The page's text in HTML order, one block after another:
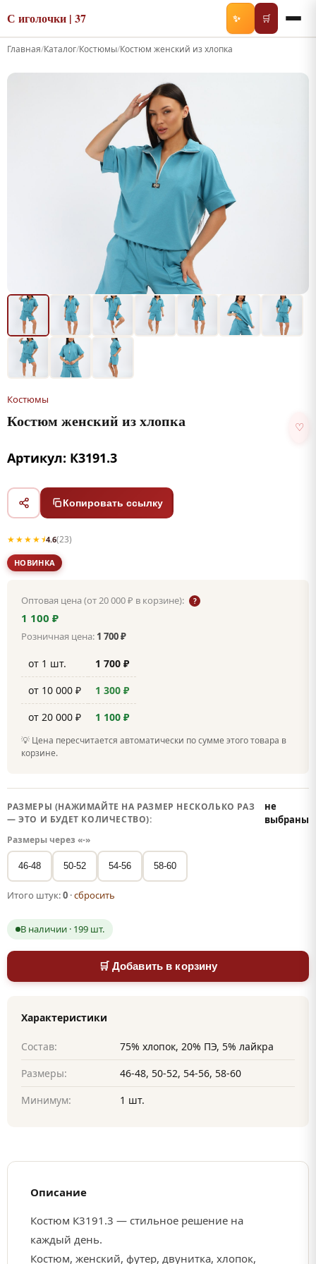
С иголочки | 37 ✨ 🛒
Главная/Каталог/Костюмы/Костюм женский из хлопка
Костюмы
Костюм женский из хлопка ♡
Артикул: К3191.3
Копировать ссылку
★★★★⯨4.6(23)
НОВИНКА
Оптовая цена (от 20 000 ₽ в корзине): ?
1 100 ₽
Розничная цена: 1 700 ₽
от 1 шт.
1 700 ₽
от 10 000 ₽
1 300 ₽
от 20 000 ₽
1 100 ₽
💡 Цена пересчитается автоматически по сумме этого товара в
корзине.
РАЗМЕРЫ (НАЖИМАЙТЕ НА РАЗМЕР НЕСКОЛЬКО РАЗ
— ЭТО И БУДЕТ КОЛИЧЕСТВО):
не
выбраны
Размеры через «-»
46-48 50-52 54-56 58-60
Итого штук:0 ·сбросить
В наличии · 199 шт.
🛒 Добавить в корзину
Характеристики
Состав:
75% хлопок, 20% ПЭ, 5% лайкра
Размеры:
46-48, 50-52, 54-56, 58-60
Минимум:
1 шт.
Описание
Костюм К3191.3 — стильное решение на
каждый день.
Костюм, женский, футер, двунитка, хлопок,